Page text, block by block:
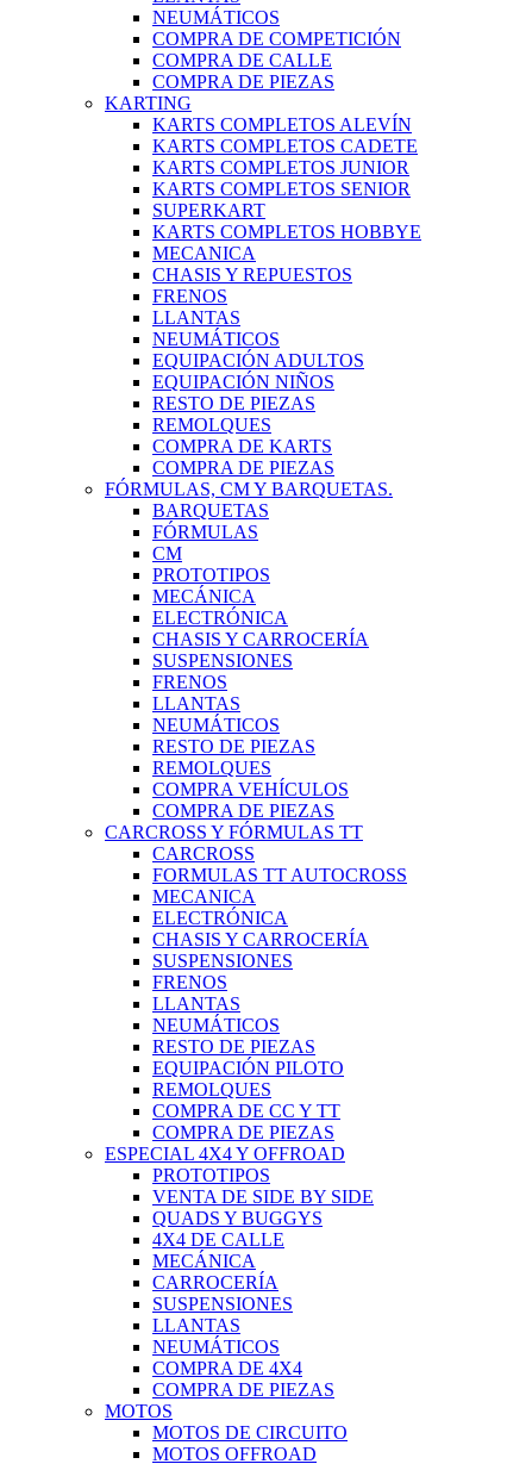
NEUMÁTICOS
COMPRA DE COMPETICIÓN
COMPRA DE CALLE
COMPRA DE PIEZAS
KARTING
KARTS COMPLETOS ALEVÍN
KARTS COMPLETOS CADETE
KARTS COMPLETOS JUNIOR
KARTS COMPLETOS SENIOR
SUPERKART
KARTS COMPLETOS HOBBYE
MECANICA
CHASIS Y REPUESTOS
FRENOS
LLANTAS
NEUMÁTICOS
EQUIPACIÓN ADULTOS
EQUIPACIÓN NIÑOS
RESTO DE PIEZAS
REMOLQUES
COMPRA DE KARTS
COMPRA DE PIEZAS
FÓRMULAS, CM Y BARQUETAS.
BARQUETAS
FÓRMULAS
CM
PROTOTIPOS
MECÁNICA
ELECTRÓNICA
CHASIS Y CARROCERÍA
SUSPENSIONES
FRENOS
LLANTAS
NEUMÁTICOS
RESTO DE PIEZAS
REMOLQUES
COMPRA VEHÍCULOS
COMPRA DE PIEZAS
CARCROSS Y FÓRMULAS TT
CARCROSS
FORMULAS TT AUTOCROSS
MECANICA
ELECTRÓNICA
CHASIS Y CARROCERÍA
SUSPENSIONES
FRENOS
LLANTAS
NEUMÁTICOS
RESTO DE PIEZAS
EQUIPACIÓN PILOTO
REMOLQUES
COMPRA DE CC Y TT
COMPRA DE PIEZAS
ESPECIAL 4X4 Y OFFROAD
PROTOTIPOS
VENTA DE SIDE BY SIDE
QUADS Y BUGGYS
4X4 DE CALLE
MECÁNICA
CARROCERÍA
SUSPENSIONES
LLANTAS
NEUMÁTICOS
COMPRA DE 4X4
COMPRA DE PIEZAS
MOTOS
MOTOS DE CIRCUITO
MOTOS OFFROAD